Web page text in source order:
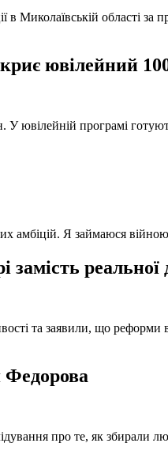
Миколаївській області
ювілейний
ювілейній програмі
амбіцій. Я займаюся
замість
та заявили, що реформи
Федорова
про те, як